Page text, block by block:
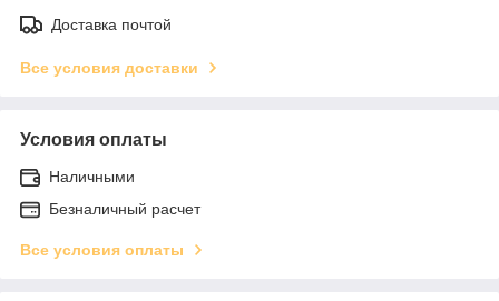
Доставка почтой
Все условия доставки
Условия оплаты
Наличными
Безналичный расчет
Все условия оплаты